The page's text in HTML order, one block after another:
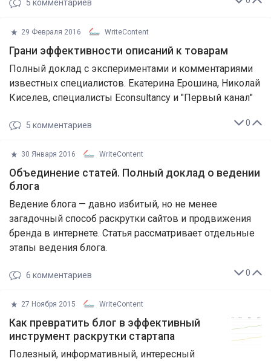
5 комментариев
29 Февраля 2016 WriteContent
Грани эффективности описаний к товарам
Полный доклад с экспериментами и комментариями
известных специалистов. Екатерина Ерошина, Николай
Киселев, специалисты Econsultancy и "Первый канал"
0
5 комментариев
30 Января 2016 WriteContent
Объединение статей. Полный доклад о ведении
блога
Ведение блога — давно избитый, но не менее
загадочный способ раскрутки сайтов и продвижения
бренда в интернете. Статья рассматривает отдельные
этапы ведения блога.
0
6 комментариев
27 Ноября 2015 WriteContent
Как превратить блог в эффективный
инструмент раскрутки стартапа
Полезный, информативный, интересный